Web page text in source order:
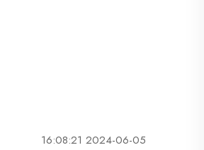
2024-06-05 16:08:21